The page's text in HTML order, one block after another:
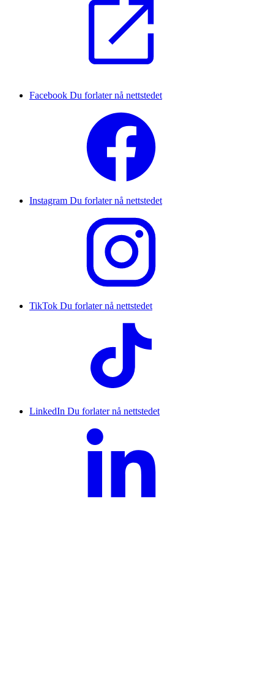
Facebook Du forlater nå nettstedet
Instagram Du forlater nå nettstedet
TikTok Du forlater nå nettstedet
LinkedIn Du forlater nå nettstedet